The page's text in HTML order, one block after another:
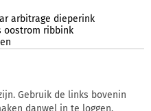
arbitrage dieperink
oostrom ribbink
Gebruik de links bovenin
danwel in te loggen.